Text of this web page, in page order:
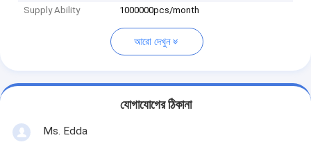
Supply Ability
1000000pcs/month
আরো দেখুন
যোগাযোগের ঠিকানা
Ms. Edda